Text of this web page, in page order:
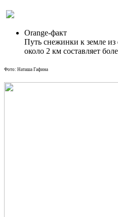
Orange-факт
Путь снежинки к земле из
около 2 км составляет
Фото: Наташа Гафина